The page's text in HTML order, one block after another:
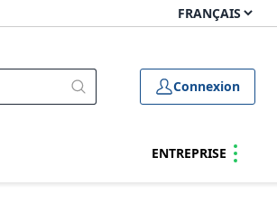
Connexion
ENTREPRISE